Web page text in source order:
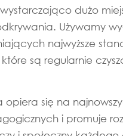
dużo
Używamy
najwyższe
są regularnie
opiera się na
i promuje